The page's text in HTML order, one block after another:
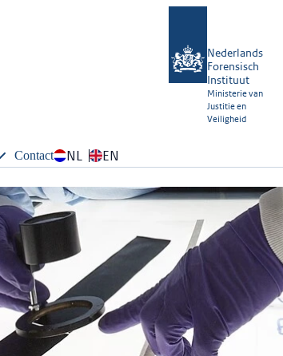
Nederlands
Forensisch
Instituut
Ministerie van
Justitie en
Veiligheid
Contact NL EN